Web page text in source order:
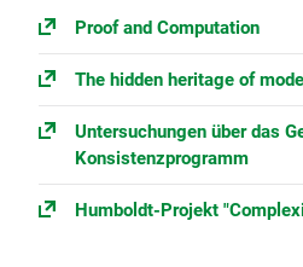
Proof and Computation
The hidden heritage of
Untersuchungen über das
Konsistenzprogramm
Humboldt-Projekt